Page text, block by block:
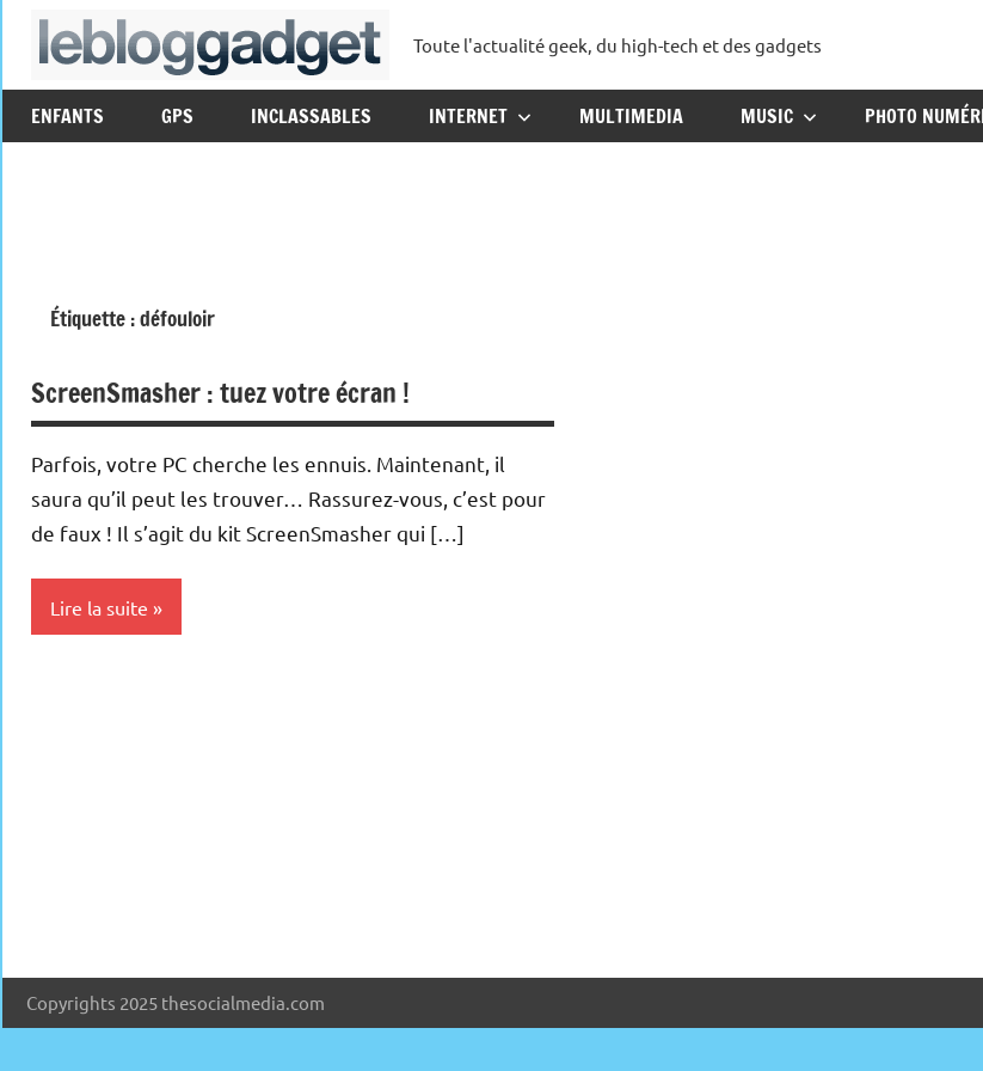
Aller
lebloggadget
Toute l'actualité geek, du high-tech et des gadgets
ENFANTS GPS INCLASSABLES INTERNET MULTIMEDIA MUSIC PHOTO
Étiquette :défouloir
ScreenSmasher : tuez votre écran !
Parfois, votre PC cherche les ennuis. Maintenant, il
saura qu’il peut les trouver… Rassurez-vous, c’est pour
de faux ! Il s’agit du kit ScreenSmasher qui […]
Lire la suite
Copyrights 2025 thesocialmedia.com